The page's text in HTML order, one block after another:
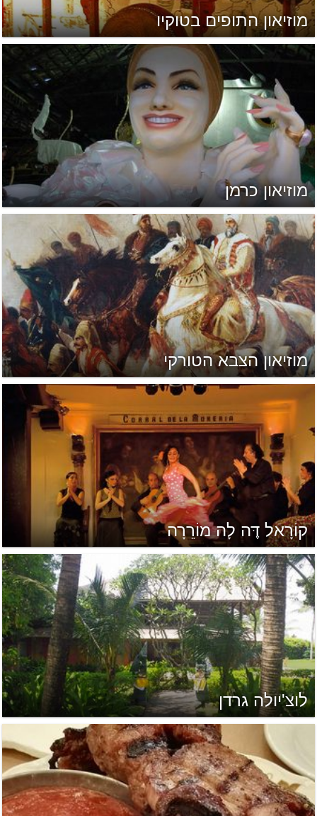
מוזיאון התופים בטוקיו
מוזיאון כרמן
מוזיאון הצבא הטורקי
קוֹרָאל דֶּה לָה מוֹרֵרָה
לוצ'יולה גרדן